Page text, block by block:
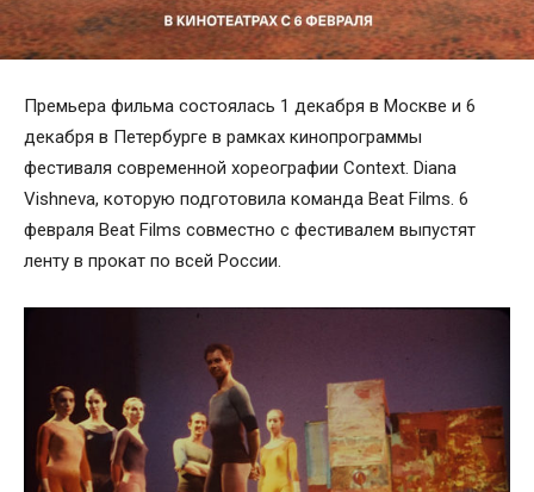
Премьера фильма состоялась 1 декабря в Москве и 6
декабря в Петербурге в рамках кинопрограммы
фестиваля современной хореографии Context. Diana
Vishneva, которую подготовила команда Beat Films. 6
февраля Beat Films совместно с фестивалем выпустят
ленту в прокат по всей России.